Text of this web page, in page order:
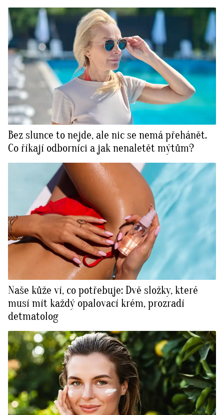
Bez slunce to nejde, ale nic se nemá přehánět.
Co říkají odborníci a jak nenaletět mýtům?
Naše kůže ví, co potřebuje: Dvě složky, které
musí mít každý opalovací krém, prozradí
detmatolog